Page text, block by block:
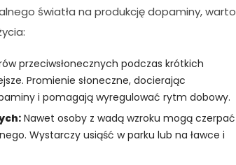
światła na produkcję dopaminy, warto
przeciwsłonecznych podczas krótkich
Promienie słoneczne, docierając
i pomagają wyregulować rytm dobowy.
Nawet osoby z wadą wzroku mogą czerpać
Wystarczy usiąść w parku lub na ławce i